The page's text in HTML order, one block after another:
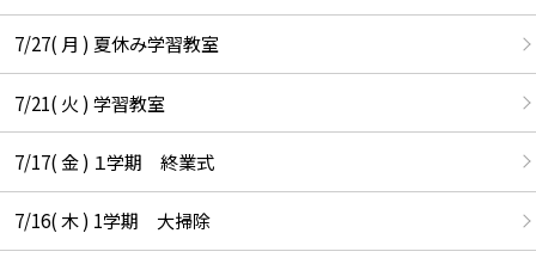
7/27( 月 ) 夏休み学習教室
7/21( 火 ) 学習教室
7/17( 金 ) １学期 終業式
7/16( 木 ) 1学期 大掃除